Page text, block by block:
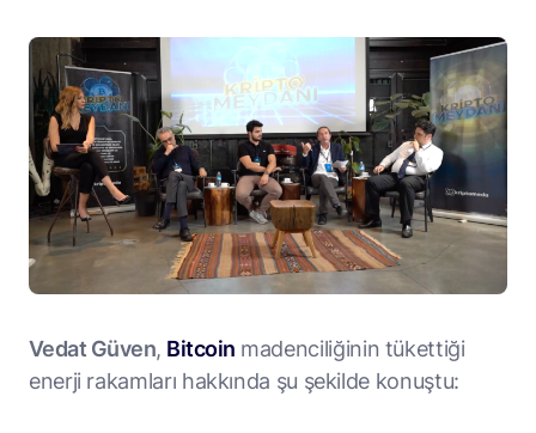
Vedat Güven, Bitcoin madenciliğinin tükettiği
enerji rakamları hakkında şu şekilde konuştu: